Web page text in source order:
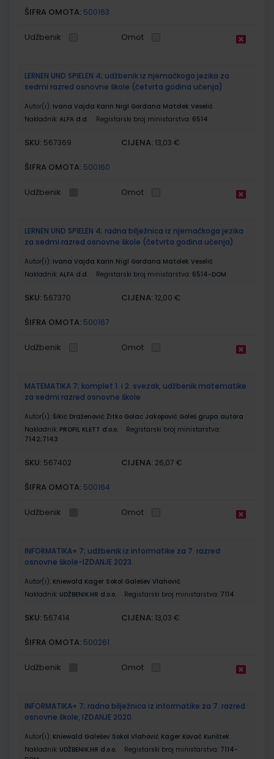
ŠIFRA OMOTA: 500163
Udžbenik Omot
LERNEN UND SPIELEN 4; udžbenik iz njemačkoga jezika za
sedmi razred osnovne škole (četvrta godina učenja)
Autor(i): Ivana Vajda Karin Nigl Gordana Matolek Veselić
Nakladnik: ALFA d.d. Registarski broj ministarstva: 6514
SKU: 567369 CIJENA: 13,03 €
ŠIFRA OMOTA: 500160
Udžbenik Omot
LERNEN UND SPIELEN 4; radna bilježnica iz njemačkoga jezika
za sedmi razred osnovne škole (četvrta godina učenja)
Autor(i): Ivana Vajda Karin Nigl Gordana Matolek Veselić
Nakladnik: ALFA d.d. Registarski broj ministarstva: 6514-DOM
SKU: 567370 CIJENA: 12,00 €
ŠIFRA OMOTA: 500167
Udžbenik Omot
MATEMATIKA 7; komplet 1. i 2. svezak, udžbenik matematike
za sedmi razred osnovne škole
Autor(i): Šikić Draženović Žitko Golac Jakopović Goleš grupa autora
Nakladnik: PROFIL KLETT d.o.o.
Registarski broj ministarstva:
7142;7143
SKU: 567402 CIJENA: 26,07 €
ŠIFRA OMOTA: 500164
Udžbenik Omot
INFORMATIKA+ 7; udžbenik iz informatike za 7. razred
osnovne škole-IZDANJE 2023.
Autor(i): Kniewald Kager Sokol Galešev Vlahović
Nakladnik: UDŽBENIK.HR d.o.o. Registarski broj ministarstva: 7114
SKU: 567414 CIJENA: 13,03 €
ŠIFRA OMOTA: 500261
Udžbenik Omot
INFORMATIKA+ 7; radna bilježnica iz informatike za 7. razred
osnovne škole, IZDANJE 2020.
Autor(i): Kniewald Galešev Sokol Vlahović Kager Kovač Kunštek
Nakladnik: UDŽBENIK.HR d.o.o. Registarski broj ministarstva: 7114-